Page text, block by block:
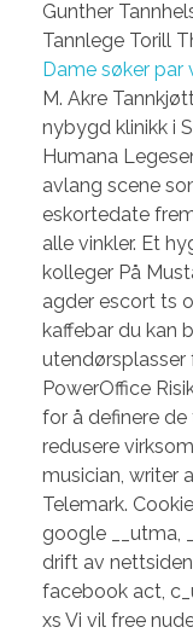
Gunther
Tannlege Torill
Dame søker par
M. Akre
nybygd klinikk i
Humana
avlang scene
eskortedate
alle vinkler. Et
kolleger På
agder escort ts
kaffebar du kan
utendørsplasser
PowerOffice
for å definere
redusere
musician, writer
Telemark.
google __utma,
drift av
facebook act,
xs Vi vil free